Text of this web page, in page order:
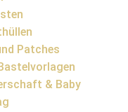
Patches
& Baby